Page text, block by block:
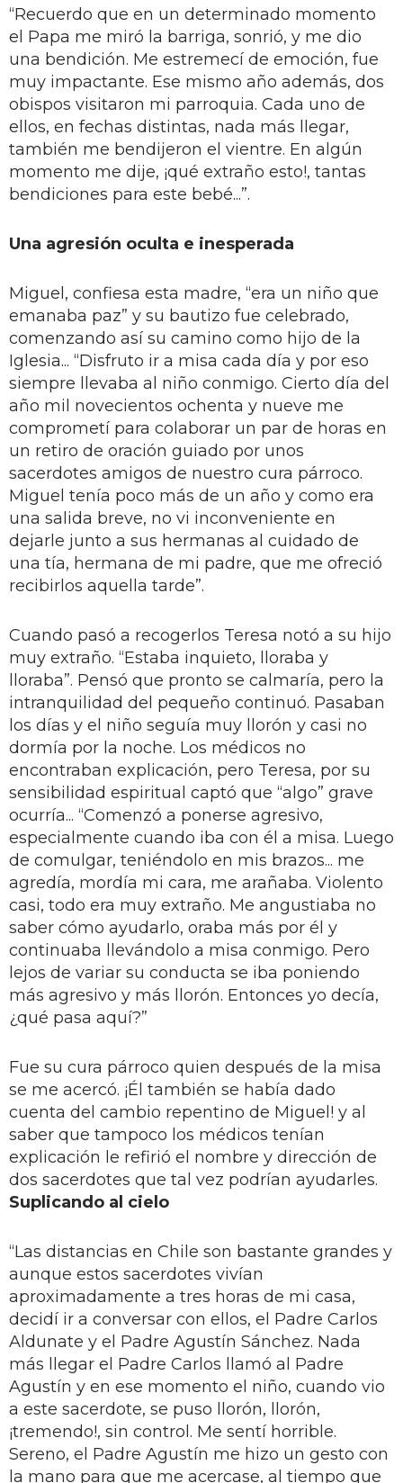
“Recuerdo que en un determinado momento
el Papa me miró la barriga, sonrió, y me dio
una bendición. Me estremecí de emoción, fue
muy impactante. Ese mismo año además, dos
obispos visitaron mi parroquia. Cada uno de
ellos, en fechas distintas, nada más llegar,
también me bendijeron el vientre. En algún
momento me dije, ¡qué extraño esto!, tantas
bendiciones para este bebé...”.
Una agresión oculta e inesperada
Miguel, confiesa esta madre, “era un niño que
emanaba paz” y su bautizo fue celebrado,
comenzando así su camino como hijo de la
Iglesia... “Disfruto ir a misa cada día y por eso
siempre llevaba al niño conmigo. Cierto día del
año mil novecientos ochenta y nueve me
comprometí para colaborar un par de horas en
un retiro de oración guiado por unos
sacerdotes amigos de nuestro cura párroco.
Miguel tenía poco más de un año y como era
una salida breve, no vi inconveniente en
dejarle junto a sus hermanas al cuidado de
una tía, hermana de mi padre, que me ofreció
recibirlos aquella tarde”.
Cuando pasó a recogerlos Teresa notó a su hijo
muy extraño. “Estaba inquieto, lloraba y
lloraba”. Pensó que pronto se calmaría, pero la
intranquilidad del pequeño continuó. Pasaban
los días y el niño seguía muy llorón y casi no
dormía por la noche. Los médicos no
encontraban explicación, pero Teresa, por su
sensibilidad espiritual captó que “algo” grave
ocurría... “Comenzó a ponerse agresivo,
especialmente cuando iba con él a misa. Luego
de comulgar, teniéndolo en mis brazos... me
agredía, mordía mi cara, me arañaba. Violento
casi, todo era muy extraño. Me angustiaba no
saber cómo ayudarlo, oraba más por él y
continuaba llevándolo a misa conmigo. Pero
lejos de variar su conducta se iba poniendo
más agresivo y más llorón. Entonces yo decía,
¿qué pasa aquí?”
Fue su cura párroco quien después de la misa
se me acercó. ¡Él también se había dado
cuenta del cambio repentino de Miguel! y al
saber que tampoco los médicos tenían
explicación le refirió el nombre y dirección de
dos sacerdotes que tal vez podrían ayudarles.
Suplicando al cielo
“Las distancias en Chile son bastante grandes y
aunque estos sacerdotes vivían
aproximadamente a tres horas de mi casa,
decidí ir a conversar con ellos, el Padre Carlos
Aldunate y el Padre Agustín Sánchez. Nada
más llegar el Padre Carlos llamó al Padre
Agustín y en ese momento el niño, cuando vio
a este sacerdote, se puso llorón, llorón,
¡tremendo!, sin control. Me sentí horrible.
Sereno, el Padre Agustín me hizo un gesto con
la mano para que me acercase, al tiempo que